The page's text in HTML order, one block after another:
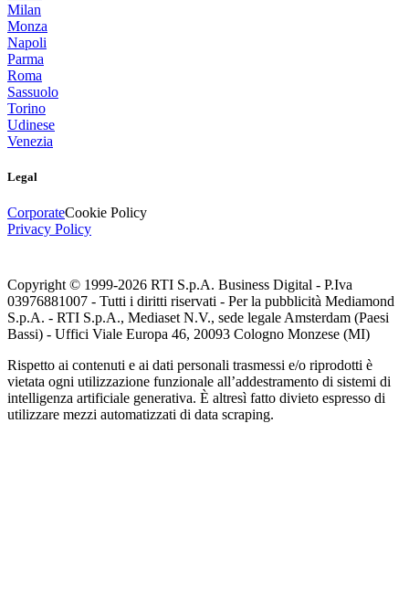
Milan
Monza
Napoli
Parma
Roma
Sassuolo
Torino
Udinese
Venezia
Legal
CorporateCookie Policy
Privacy Policy
Copyright © 1999-2026 RTI S.p.A. Business Digital - P.Iva
03976881007 - Tutti i diritti riservati - Per la pubblicità Mediamond
S.p.A. - RTI S.p.A., Mediaset N.V., sede legale Amsterdam (Paesi
Bassi) - Uffici Viale Europa 46, 20093 Cologno Monzese (MI)
Rispetto ai contenuti e ai dati personali trasmessi e/o riprodotti è
vietata ogni utilizzazione funzionale all’addestramento di sistemi di
intelligenza artificiale generativa. È altresì fatto divieto espresso di
utilizzare mezzi automatizzati di data scraping.